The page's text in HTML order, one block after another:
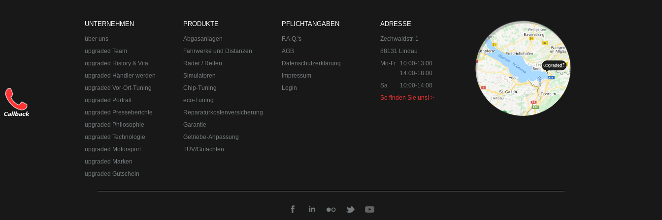
Kraftstoffoptimierungen, Felgen, Fahrwerke, Abgasanlagen, Bremsanlagen Motorsport und Individualisierungen.
Straße:
48529 Nordhorn
Telefon: +49 49 8382-3049490
UNTERNEHMEN
über uns
upgraded Team
upgraded History & Vita
upgraded Händler werden
upgraded Vor-Ort-Tuning
upgraded Portrait
upgraded Presseberichte
upgraded Philosophie
upgraded Technologie
upgraded Motorsport
upgraded Marken
upgraded Gutschein
PRODUKTE
Abgasanlagen
Fahrwerke und Distanzen
Räder / Reifen
Simulatoren
Chip-Tuning
eco-Tuning
Reparaturkostenversicherung
Garantie
Getriebe-Anpassung
TÜV/Gutachten
PFLICHTANGABEN
F.A.Q.'s
AGB
Datenschutzerklärung
Impressum
Login
ADRESSE
Zechwaldstr. 1
88131 Lindau
Mo-Fr
10:00-13:00
14:00-18:00
Sa
10:00-14:00
So finden Sie uns! >